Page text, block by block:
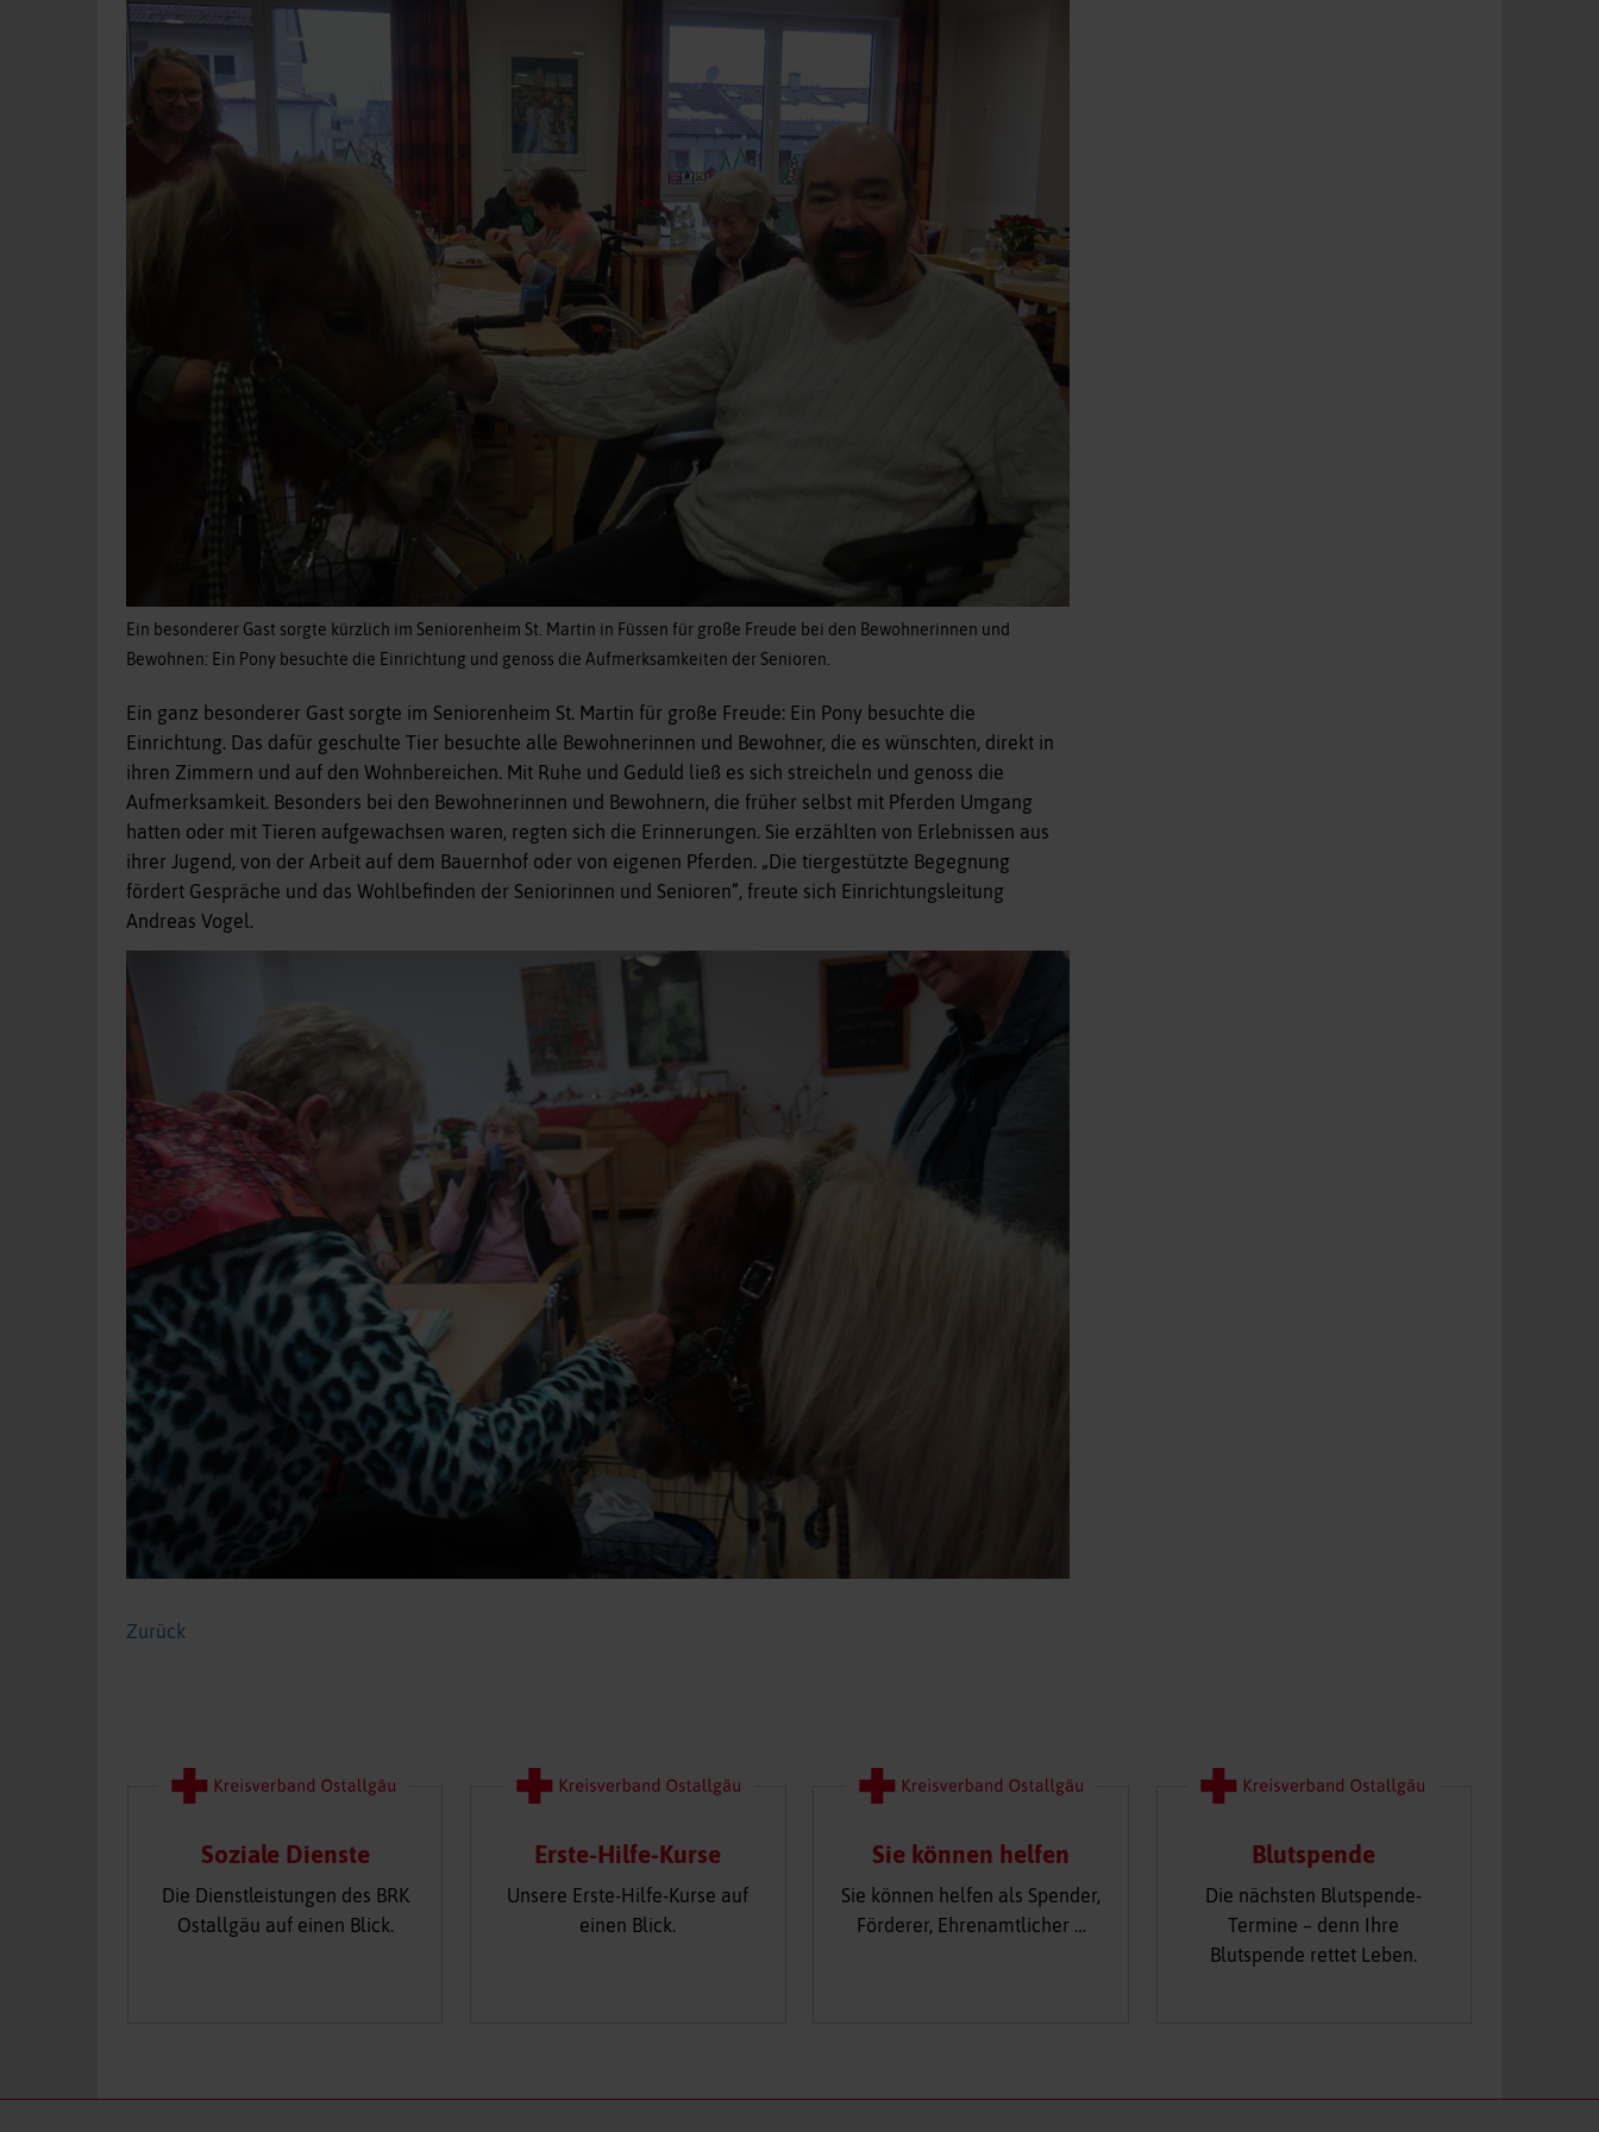
Ein besonderer Gast sorgte kürzlich im Seniorenheim St. Martin in Füssen für große Freude bei den Bewohnerinnen und
Bewohnen: Ein Pony besuchte die Einrichtung und genoss die Aufmerksamkeiten der Senioren.
Ein ganz besonderer Gast sorgte im Seniorenheim St. Martin für große Freude: Ein Pony besuchte die
Einrichtung. Das dafür geschulte Tier besuchte alle Bewohnerinnen und Bewohner, die es wünschten, direkt in
ihren Zimmern und auf den Wohnbereichen. Mit Ruhe und Geduld ließ es sich streicheln und genoss die
Aufmerksamkeit. Besonders bei den Bewohnerinnen und Bewohnern, die früher selbst mit Pferden Umgang
hatten oder mit Tieren aufgewachsen waren, regten sich die Erinnerungen. Sie erzählten von Erlebnissen aus
ihrer Jugend, von der Arbeit auf dem Bauernhof oder von eigenen Pferden. „Die tiergestützte Begegnung
fördert Gespräche und das Wohlbefinden der Seniorinnen und Senioren“, freute sich Einrichtungsleitung
Andreas Vogel.
Zurück
Soziale Dienste
Die Dienstleistungen des BRK
Ostallgäu auf einen Blick.
Erste-Hilfe-Kurse
Unsere Erste-Hilfe-Kurse auf
einen Blick.
Sie können helfen
Sie können helfen als Spender,
Förderer, Ehrenamtlicher …
Blutspende
Die nächsten Blutspende-
Termine – denn Ihre
Blutspende rettet Leben.